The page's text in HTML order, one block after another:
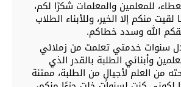
للمعلمين والمعلمات شكرًا لكم،
لقيت منكم إلا الخير، وللأبناء الطلاب
الله وسدد خطاكم.
سنوات خدمتي تعلمت من زملائي
وأبنائي الطلبة بالقدر الذي
من العلم لأجيالٍ من الطلبة، ممتنة